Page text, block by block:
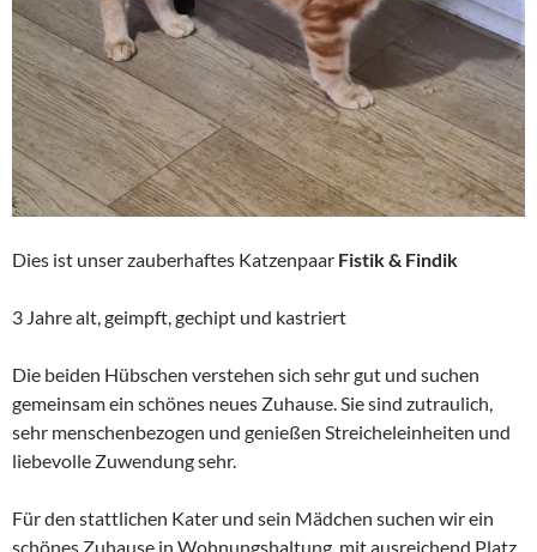
Dies ist unser zauberhaftes Katzenpaar Fistik & Findik
3 Jahre alt, geimpft, gechipt und kastriert
Die beiden Hübschen verstehen sich sehr gut und suchen
gemeinsam ein schönes neues Zuhause. Sie sind zutraulich,
sehr menschenbezogen und genießen Streicheleinheiten und
liebevolle Zuwendung sehr.
Für den stattlichen Kater und sein Mädchen suchen wir ein
schönes Zuhause in Wohnungshaltung, mit ausreichend Platz